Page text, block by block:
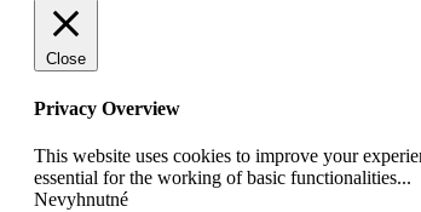
Close
Privacy Overview
This website uses cookies to improve your
essential for the working of basic functionalities...
Nevyhnutné